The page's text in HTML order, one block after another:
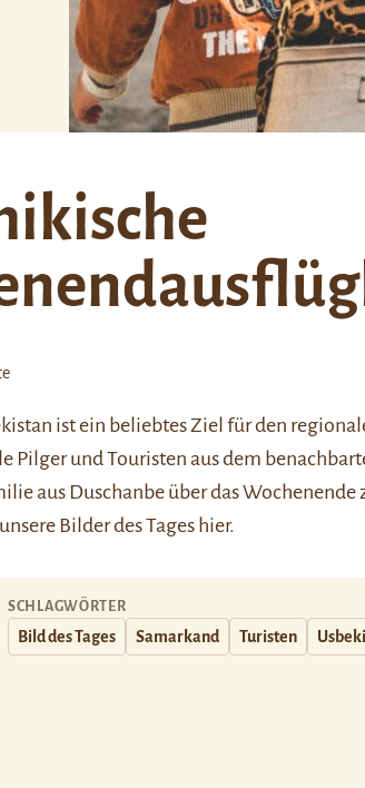
ist ein beliebtes Ziel für den
Pilger und Touristen aus dem
aus Duschanbe über das Wochenende
Bilder des Tages hier.
SCHLAGWÖRTER
Bild des Tages Samarkand Turisten